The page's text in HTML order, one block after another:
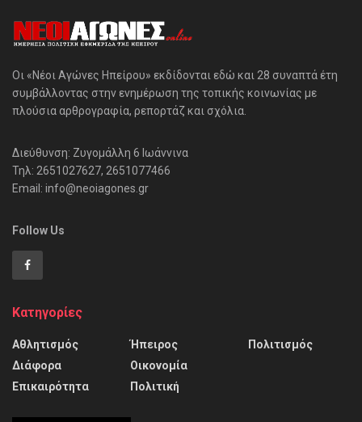
Οι «Νέοι Αγώνες Ηπείρου» εκδίδονται εδώ και 28 συναπτά έτη
συμβάλλοντας στην ενημέρωση της τοπικής κοινωνίας με
πλούσια αρθρογραφία, ρεπορτάζ και σχόλια.
Διεύθυνση: Ζυγομάλλη 6 Ιωάννινα
Τηλ: 2651027627, 2651077466
Email: info@neoiagones.gr
Follow Us
Κατηγορίες
Αθλητισμός
Διάφορα
Επικαιρότητα
Ήπειρος
Οικονομία
Πολιτική
Πολιτισμός